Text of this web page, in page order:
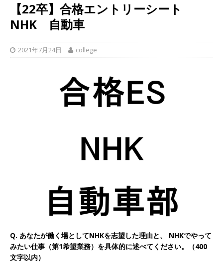
[ 2026年5月17日 ] ≪ 2027卒 ≫ 今すぐ受けられ
る優良企業一覧（26社）
[ 2026年5月15日 ]
学生を求めアスキヤリ限定イベント開催!! 】 世界
230以上の国・地域で愛される日本屈指のゲーム
以上営業増益を達成 ｜ プライム上場 ｜ カプコン
体育会積極採用企業
インターン!! 】 M&A仲介業 ｜ 入社2年目の参考
年収1,631万円 ｜ 設立以降連続売上増 ｜ 土日祝
体育会積極採用企業
【22卒】合格エントリーシート
NHK 自動車
2021年7月24日 college
Q. あなたが働く場としてNHKを志望した理由と、 NHKでやって
みたい仕事（第1希望業務）を具体的に述べてください。（400
文字以内）